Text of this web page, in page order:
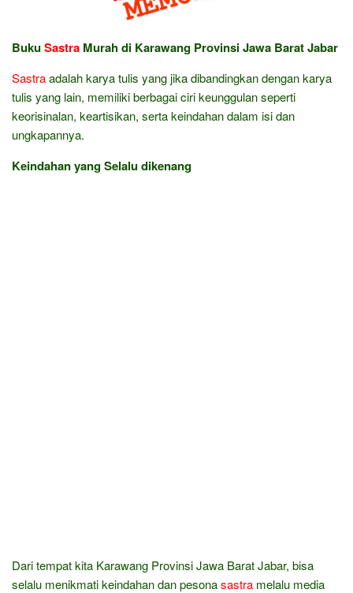
BukuSastra Murah di Karawang Provinsi Jawa Barat Jabar
Sastraadalah karya tulis yang jika dibandingkan dengan karya
tulis yang lain, memiliki berbagai ciri keunggulan seperti
keorisinalan, keartisikan, serta keindahan dalam isi dan
ungkapannya.
Keindahan yang Selalu dikenang
Dari tempat kita Karawang Provinsi Jawa Barat Jabar, bisa
selalu menikmati keindahan dan pesonasastra melalu media